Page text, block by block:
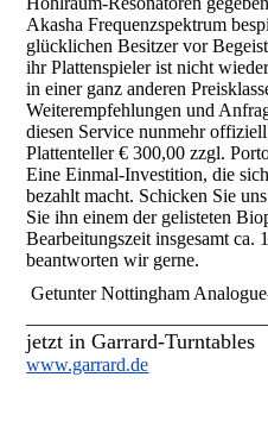
Akasha Frequenzspektrum
glücklichen Besitzer vor
ihr Plattenspieler ist nicht
in einer ganz anderen
Weiterempfehlungen und
diesen Service nunmehr
Plattenteller € 300,00 zzgl.
Eine Einmal-Investition, die
bezahlt macht. Schicken Sie
Sie ihn einem der gelisteten
Bearbeitungszeit insgesamt ca.
beantworten wir gerne.
Getunter Nottingham
jetzt in Garrard-Turntables
www.garrard.de